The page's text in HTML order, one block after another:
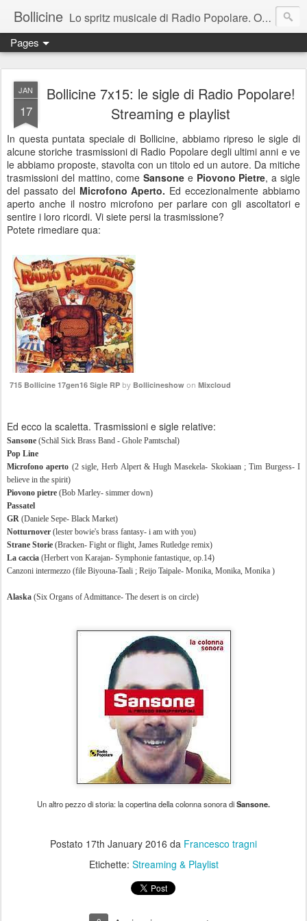
Bollicine Lo spritz musicale di Radio Popolare. Ogni domenica dalle 16.30 alle 17.30
Pages
JAN
17
Bollicine 7x15: le sigle di Radio Popolare!
Streaming e playlist
In questa puntata speciale di Bollicine, abbiamo ripreso le sigle di
alcune storiche trasmissioni di Radio Popolare degli ultimi anni e ve
le abbiamo proposte, stavolta con un titolo ed un autore. Da mitiche
trasmissioni del mattino, comeSansone e Piovono Pietre, a sigle
del passato del Microfono Aperto. Ed eccezionalmente abbiamo
aperto anche il nostro microfono per parlare con gli ascoltatori e
sentire i loro ricordi. Vi siete persi la trasmissione?
Potete rimediare qua:
715 Bollicine 17gen16 Sigle RP by Bollicineshow on Mixcloud
Ed ecco la scaletta. Trasmissioni e sigle relative:
Sansone (Schäl Sick Brass Band - Ghole Pamtschal)
Pop Line
Microfono aperto (2 sigle, Herb Alpert & Hugh Masekela- Skokiaan ; Tim Burgess- I
believe in the spirit)
Piovono pietre (Bob Marley- simmer down)
Passatel
GR (Daniele Sepe- Black Market)
Notturnover (lester bowie's brass fantasy- i am with you)
Strane Storie (Bracken- Fight or flight, James Rutledge remix)
La caccia (Herbert von Karajan- Symphonie fantastique, op.14)
Canzoni intermezzo (file Biyouna-Taali ; Reijo Taipale- Monika, Monika, Monika )
Alaska (Six Organs of Admittance- The desert is on circle)
Un altro pezzo di storia: la copertina della colonna sonora diSansone.
Postato 17th January 2016 da Francesco tragni
Etichette: Streaming & Playlist